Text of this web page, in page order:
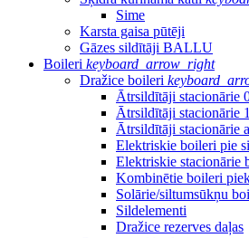
Sime
Karsta gaisa pūtēji
Gāzes sildītāji BALLU
Boileri keyboard_arrow_right
Dražice boileri
Ātrsildītāji stacionārie
Ātrsildītāji stacionārie
Ātrsildītāji stacionārie
Elektriskie boileri pie
Elektriskie stacionārie
Kombinētie boileri
Solārie/siltumsūkņu
Sildelementi
Dražice rezerves daļas